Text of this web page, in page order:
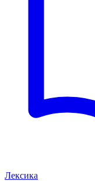
Лексика